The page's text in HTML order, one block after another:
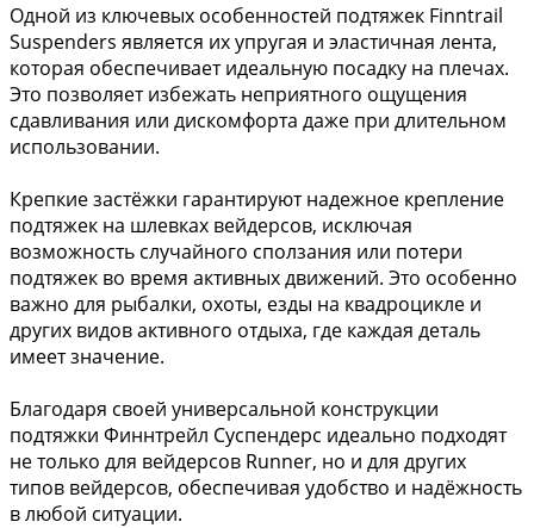
Одной из ключевых особенностей подтяжек Finntrail
Suspenders является их упругая и эластичная лента,
которая обеспечивает идеальную посадку на плечах.
Это позволяет избежать неприятного ощущения
сдавливания или дискомфорта даже при длительном
использовании.
Крепкие застёжки гарантируют надежное крепление
подтяжек на шлевках вейдерсов, исключая
возможность случайного сползания или потери
подтяжек во время активных движений. Это особенно
важно для рыбалки, охоты, езды на квадроцикле и
других видов активного отдыха, где каждая деталь
имеет значение.
Благодаря своей универсальной конструкции
подтяжки Финнтрейл Суспендерс идеально подходят
не только для вейдерсов Runner, но и для других
типов вейдерсов, обеспечивая удобство и надёжность
в любой ситуации.